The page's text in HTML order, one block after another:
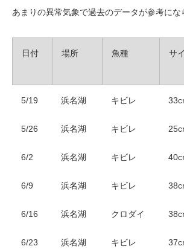
あまりの異常気象で過去のデータが参考にな
日付 場所 魚種 サ
5/19 浜名湖 キビレ
5/26 浜名湖 キビレ
6/2 浜名湖 キビレ
6/9 浜名湖 キビレ
6/16 浜名湖 クロダイ
6/23 浜名湖 キビレ